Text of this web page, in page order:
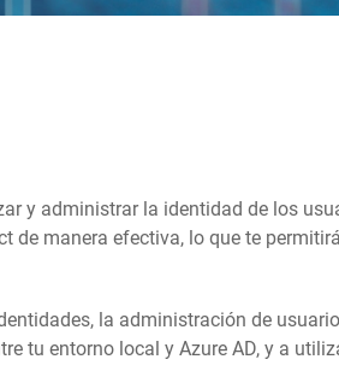
y administrar la identidad de los
de manera efectiva, lo que te
la administración de
tu entorno local y Azure AD, y a